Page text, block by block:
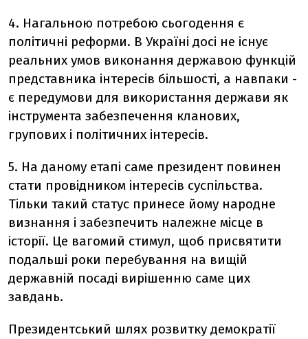
4. Нагальною потребою сьогодення є
політичні реформи. В Україні досі не існує
реальних умов виконання державою функцій
представника інтересів більшості, а навпаки -
є передумови для використання держави як
інструмента забезпечення кланових,
групових і політичних інтересів.
5. На даному етапі саме президент повинен
стати провідником інтересів суспільства.
Тільки такий статус принесе йому народне
визнання і забезпечить належне місце в
історії. Це вагомий стимул, щоб присвятити
подальші роки перебування на вищій
державній посаді вирішенню саме цих
завдань.
Президентський шлях розвитку демократії